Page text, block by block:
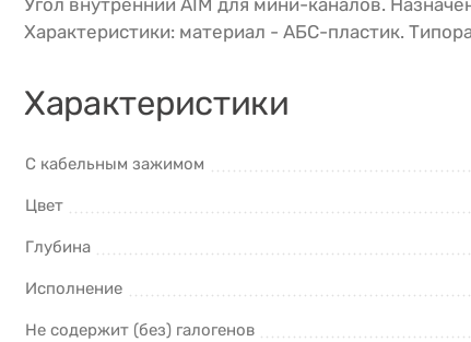
Угол внутренний AIM для мини-каналов.
Характеристики: материал - АБС-пластик.
Характеристики
С кабельным зажимом
Цвет
Глубина
Исполнение
Не содержит (без) галогенов